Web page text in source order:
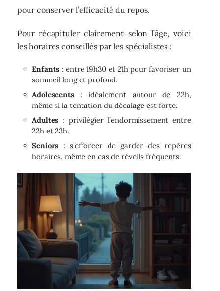
pour conserver l’efficacité du repos.
Pour récapituler clairement selon l’âge, voici
les horaires conseillés par les spécialistes :
Enfants : entre 19h30 et 21h pour favoriser un
sommeil long et profond.
Adolescents : idéalement autour de 22h,
même si la tentation du décalage est forte.
Adultes : privilégier l’endormissement entre
22h et 23h.
Seniors : s’efforcer de garder des repères
horaires, même en cas de réveils fréquents.